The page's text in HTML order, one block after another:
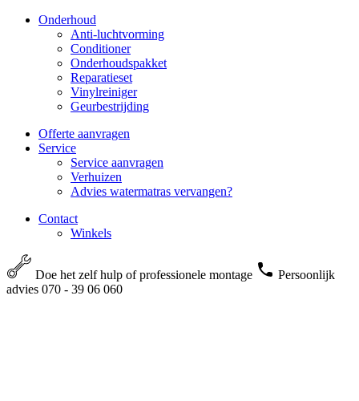
Onderhoud
Anti-luchtvorming
Conditioner
Onderhoudspakket
Reparatieset
Vinylreiniger
Geurbestrijding
Offerte aanvragen
Service
Service aanvragen
Verhuizen
Advies watermatras vervangen?
Contact
Winkels
Doe het zelf hulp of professionele montage
Persoonlijk
advies 070 - 39 06 060